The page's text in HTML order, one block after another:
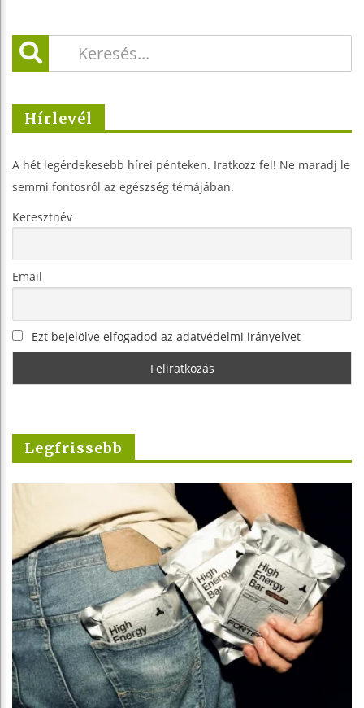
Hírlevél
A hét legérdekesebb hírei pénteken. Iratkozz fel! Ne maradj le
semmi fontosról az egészség témájában.
Keresztnév
Email
Ezt bejelölve elfogadod az adatvédelmi irányelvet
Legfrissebb